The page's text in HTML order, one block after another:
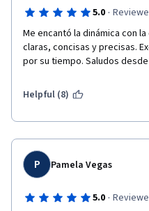
5.0 ·
Me encantó la dinámica con
claras, concisas y precisas.
por su tiempo. Saludos desde
Helpful (8)
P Pamela Vegas
5.0 ·